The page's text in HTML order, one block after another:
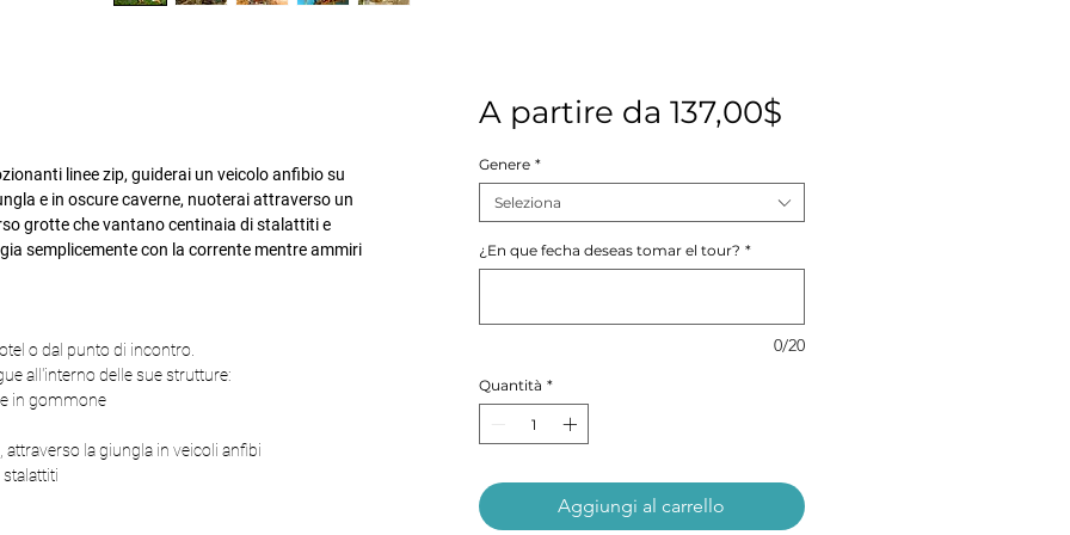
linee zip, guiderai un veicolo anfibio su
e in oscure caverne, nuoterai attraverso un
grotte che vantano centinaia di stalattiti e
semplicemente con la corrente mentre ammiri
o dal punto di incontro.
all'interno delle sue strutture:
in gommone
la giungla in veicoli anfibi
A partire da 137,00$Prezzo
Genere *
Seleziona
¿En que fecha deseas tomar el tour? *
0/20
Quantità *
Aggiungi al carrello